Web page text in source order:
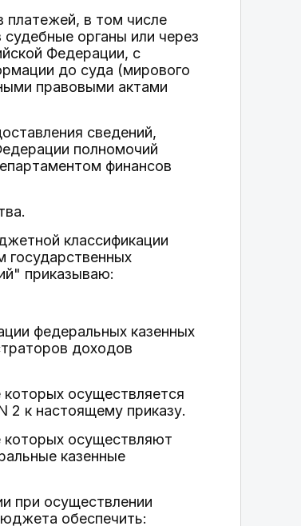
платежей, в том числе
органы или через
Федерации, с
до суда (мирового
правовыми актами
сведений,
полномочий
финансов
классификации
приказываю:
федеральных казенных
доходов
осуществляется
2 к настоящему приказу.
которых осуществляют
казенные
при осуществлении
обеспечить: